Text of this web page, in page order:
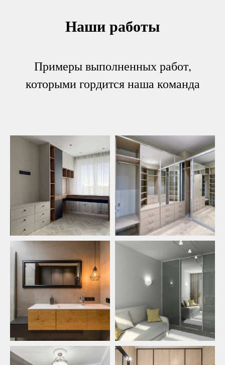
Наши работы
Примеры выполненных работ,
которыми гордится наша команда